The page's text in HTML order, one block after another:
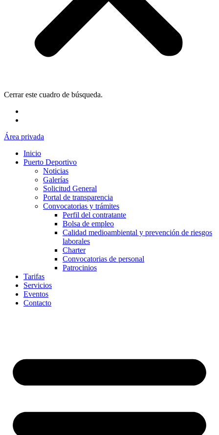
Cerrar este cuadro de búsqueda.
Área privada
Inicio
Puerto Deportivo
Noticias
Galerías
Solicitud General
Portal de transparencia
Convocatorias y trámites
Perfil del contratante
Bolsa de empleo
Calidad medioambiental y prevención de riesgos
laborales
Charter
Convocatorias de personal
Patrocinios
Tarifas
Servicios
Eventos
Contacto